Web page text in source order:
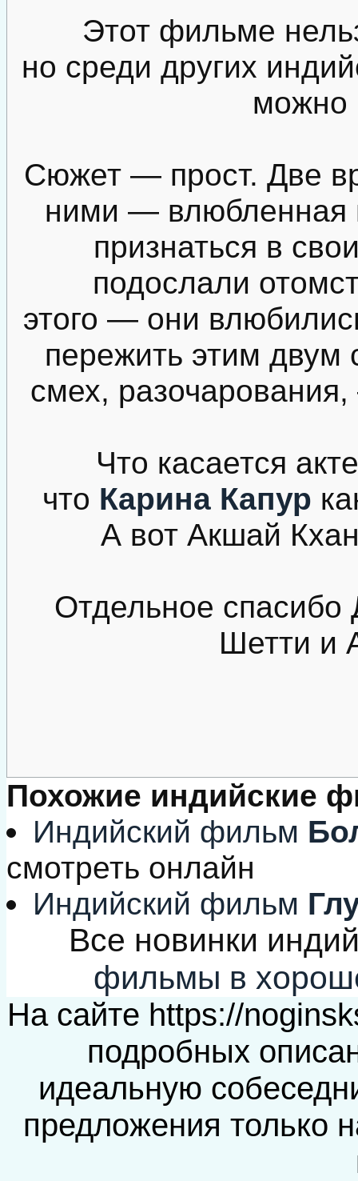
Этот фильме
но среди других
можно
Сюжет — прост. Две
ними — влюбленная
признаться в
подослали
этого — они
пережить этим
смех,
Что касается
что Карина Капур
А вот Акшай
Отдельное
Шетти и
Похожие индийские
Индийский фильм
смотреть онлайн
Индийский фильм
Все новинки
фильмы в
На сайте https://
подробных
идеальную
предложения только